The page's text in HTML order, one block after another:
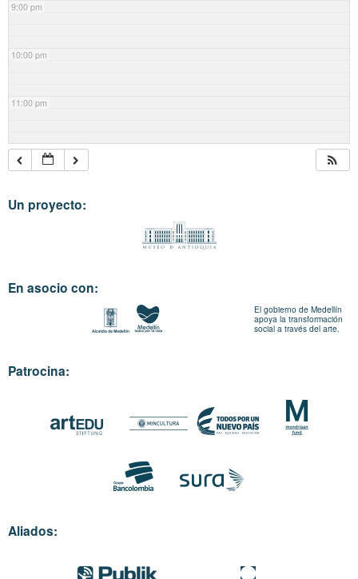
9:00 pm
10:00 pm
11:00 pm
Un proyecto:
En asocio con:
El gobierno de Medellín
apoya la transformación
social a través del arte.
Patrocina:
Aliados: